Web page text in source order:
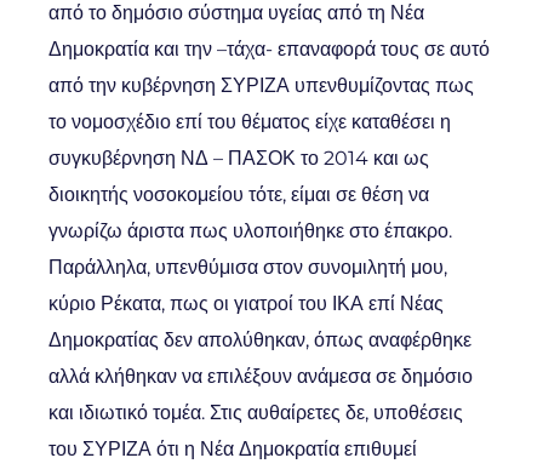
από το δημόσιο σύστημα υγείας από τη Νέα
Δημοκρατία και την –τάχα- επαναφορά τους σε αυτό
από την κυβέρνηση ΣΥΡΙΖΑ υπενθυμίζοντας πως
το νομοσχέδιο επί του θέματος είχε καταθέσει η
συγκυβέρνηση ΝΔ – ΠΑΣΟΚ το 2014 και ως
διοικητής νοσοκομείου τότε, είμαι σε θέση να
γνωρίζω άριστα πως υλοποιήθηκε στο έπακρο.
Παράλληλα, υπενθύμισα στον συνομιλητή μου,
κύριο Ρέκατα, πως οι γιατροί του ΙΚΑ επί Νέας
Δημοκρατίας δεν απολύθηκαν, όπως αναφέρθηκε
αλλά κλήθηκαν να επιλέξουν ανάμεσα σε δημόσιο
και ιδιωτικό τομέα. Στις αυθαίρετες δε, υποθέσεις
του ΣΥΡΙΖΑ ότι η Νέα Δημοκρατία επιθυμεί